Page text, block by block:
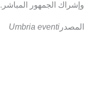
وإشراك الجمهور المباشر.
المصدر Umbria eventi